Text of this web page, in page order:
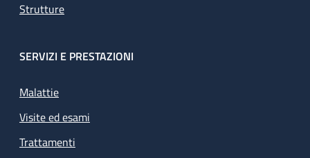
Strutture
SERVIZI E PRESTAZIONI
Malattie
Visite ed esami
Trattamenti